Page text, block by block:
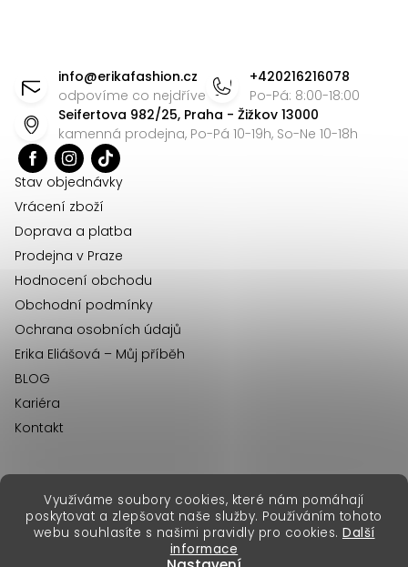
Využíváme soubory cookies, které nám pomáhají
poskytovat a zlepšovat naše služby. Používáním tohoto
webu souhlasíte s našimi pravidly pro cookies. Další
informace
info@erikafashion.cz
odpovíme co nejdříve
+420216216078
Po-Pá: 8:00-18:00
Seifertova 982/25, Praha - Žižkov 13000
kamenná prodejna, Po-Pá 10-19h, So-Ne 10-18h
Stav objednávky
Vrácení zboží
Doprava a platba
Prodejna v Praze
Hodnocení obchodu
Obchodní podmínky
Ochrana osobních údajů
Erika Eliášová – Můj příběh
BLOG
Kariéra
Kontakt
Vytvořil Shoptet Premium
Copyright 2026Erika Fashion. Všechna práva vyhrazena.
erikafashion.sk